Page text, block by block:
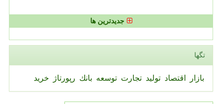
جدیدترین ها
تگها
بازار اقتصاد تولید تجارت توسعه بانك رپورتاژ خرید